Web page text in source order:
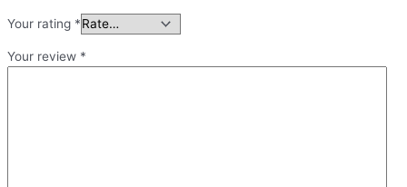
Your rating *
Your review *